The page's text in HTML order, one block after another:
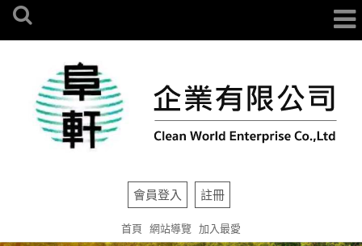
會員登入 註冊
首頁 網站導覽 加入最愛